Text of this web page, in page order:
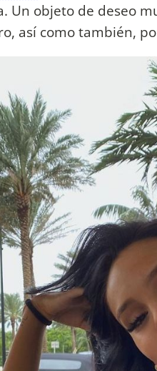
Un objeto de deseo
así como también,